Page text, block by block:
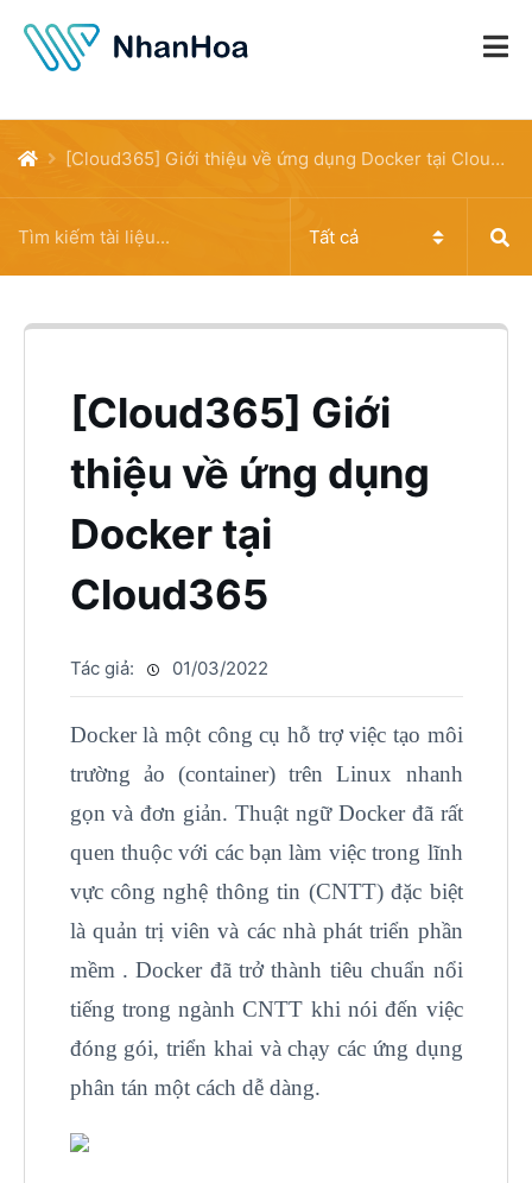
[Cloud365] Giới thiệu về ứng dụng Docker tại Cloud365
[Cloud365] Giới
thiệu về ứng dụng
Docker tại
Cloud365
Tác giả: 01/03/2022
Docker là một công cụ hỗ trợ việc tạo môi
trường ảo (container) trên Linux nhanh
gọn và đơn giản. Thuật ngữ Docker đã rất
quen thuộc với các bạn làm việc trong lĩnh
vực công nghệ thông tin (CNTT) đặc biệt
là quản trị viên và các nhà phát triển phần
mềm . Docker đã trở thành tiêu chuẩn nổi
tiếng trong ngành CNTT khi nói đến việc
đóng gói, triển khai và chạy các ứng dụng
phân tán một cách dễ dàng.